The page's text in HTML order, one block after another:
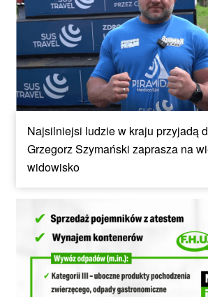
Najsilniejsi ludzie w kraju przyjadą
Grzegorz Szymański zaprasza na
widowisko